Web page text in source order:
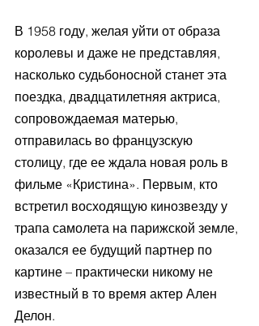
В 1958 году, желая уйти от образа
королевы и даже не представляя,
насколько судьбоносной станет эта
поездка, двадцатилетняя актриса,
сопровождаемая матерью,
отправилась во французскую
столицу, где ее ждала новая роль в
фильме «Кристина». Первым, кто
встретил восходящую кинозвезду у
трапа самолета на парижской земле,
оказался ее будущий партнер по
картине – практически никому не
известный в то время актер Ален
Делон.